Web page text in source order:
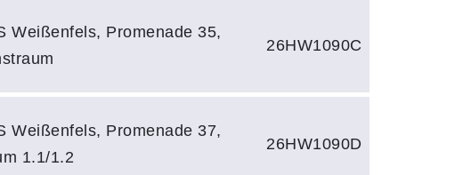
Weißenfels, Promenade 35,
26HW1090C
Weißenfels, Promenade 37,
1.1/1.2
26HW1090D